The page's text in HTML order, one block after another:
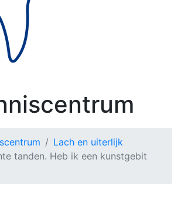
Lach en uiterlijk
tanden. Heb ik een kunstgebit